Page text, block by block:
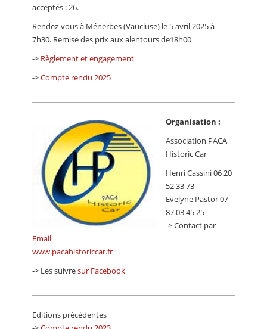
acceptés : 26.
Rendez-vous à Ménerbes (Vaucluse) le 5 avril 2025 à
7h30. Remise des prix aux alentours de18h00
-> Règlement et engagement
->Compte rendu 2025
Organisation :
Association PACA
Historic Car
Henri Cassini 06 20
52 33 73
Evelyne Pastor 07
87 03 45 25
-> Contact par
Email
www.pacahistoriccar.fr
-> Les suivresur Facebook
Editions précédentes